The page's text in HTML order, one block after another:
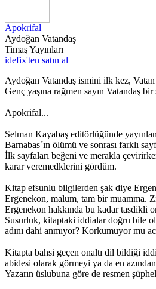
Apokrifal
Aydoğan Vatandaş
Timaş Yayınları
idefix'ten satın al
Aydoğan Vatandaş ismini ilk kez,
Genç yaşına rağmen sayın Vatandaş
Apokrifal...
Selman Kayabaş editörlüğünde
Barnabas´ın ölümü ve sonrası farklı
İlk sayfaları beğeni ve merakla
karar veremedklerini gördüm.
Kitap efsunlu bilgilerden şak diye
Ergenekon, malum, tam bir muamma.
Ergenekon hakkında bu kadar tasdikli
Susurluk, kitaptaki iddialar doğru bile
adını dahi anmıyor? Korkumuyor mu
Kitapta bahsi geçen onaltı dil bildiği
abidesi olarak görmeyi ya da en
Yazarın üslubuna göre de resmen